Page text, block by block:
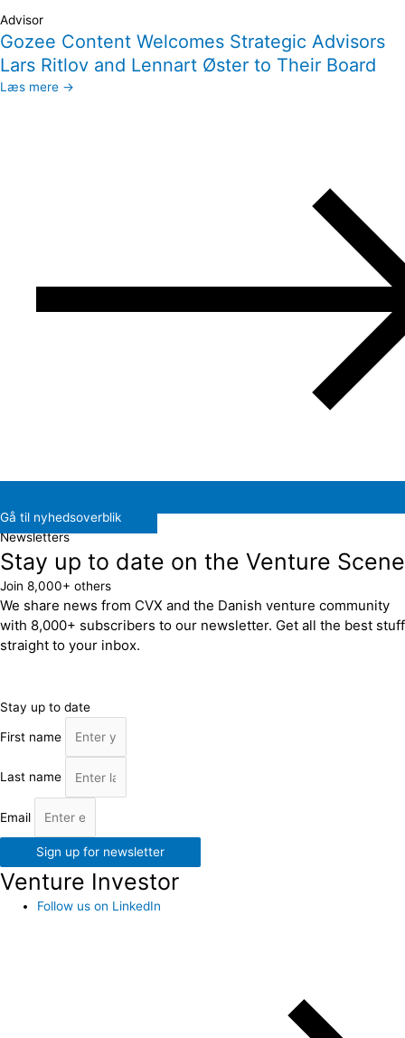
Advisor
Gozee Content Welcomes Strategic Advisors
Lars Ritlov and Lennart Øster to Their Board
Læs mere →
Gå til nyhedsoverblik
Newsletters
Stay up to date on the Venture Scene
Join 8,000+ others
We share news from CVX and the Danish venture community
with 8,000+ subscribers to our newsletter. Get all the best stuff
straight to your inbox.
Stay up to date
First name
Last name
Email
Sign up for newsletter
Venture Investor
Follow us on LinkedIn